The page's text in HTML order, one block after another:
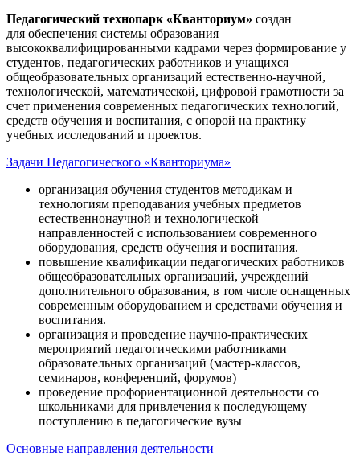
Педагогический технопарк «Кванториум» создан
для обеспечения системы образования
высококвалифицированными кадрами через формирование у
студентов, педагогических работников и учащихся
общеобразовательных организаций естественно-научной,
технологической, математической, цифровой грамотности за
счет применения современных педагогических технологий,
средств обучения и воспитания, с опорой на практику
учебных исследований и проектов.
Задачи Педагогического «Кванториума»
организация обучения студентов методикам и
технологиям преподавания учебных предметов
естественнонаучной и технологической
направленностей с использованием современного
оборудования, средств обучения и воспитания.
повышение квалификации педагогических работников
общеобразовательных организаций, учреждений
дополнительного образования, в том числе оснащенных
современным оборудованием и средствами обучения и
воспитания.
организация и проведение научно-практических
мероприятий педагогическими работниками
образовательных организаций (мастер-классов,
семинаров, конференций, форумов)
проведение профориентационной деятельности со
школьниками для привлечения к последующему
поступлению в педагогические вузы
Основные направления деятельности